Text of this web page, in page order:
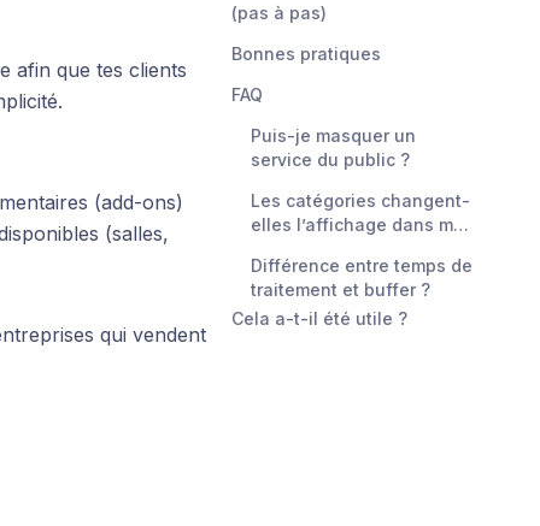
afin que tes clients
(add-ons)
(salles,
qui vendent
(pas à pas)
Bonnes pratiques
FAQ
Puis-je masquer un
service du public ?
Les catégories changent-
elles l’affichage dans mon
Différence entre temps de
traitement et buffer ?
Cela a-t-il été utile ?